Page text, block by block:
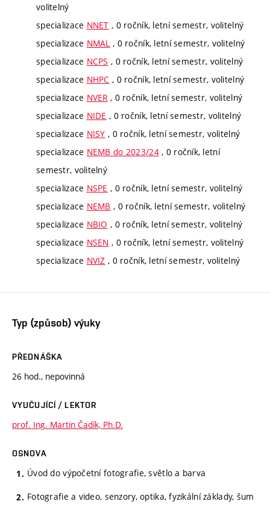
volitelný
specializace NNET , 0 ročník, letní semestr, volitelný
specializace NMAL , 0 ročník, letní semestr, volitelný
specializace NCPS , 0 ročník, letní semestr, volitelný
specializace NHPC , 0 ročník, letní semestr, volitelný
specializace NVER , 0 ročník, letní semestr, volitelný
specializace NIDE , 0 ročník, letní semestr, volitelný
specializace NISY , 0 ročník, letní semestr, volitelný
specializace NEMB do 2023/24, 0 ročník, letní
semestr, volitelný
specializace NSPE , 0 ročník, letní semestr, volitelný
specializace NEMB , 0 ročník, letní semestr, volitelný
specializace NBIO , 0 ročník, letní semestr, volitelný
specializace NSEN , 0 ročník, letní semestr, volitelný
specializace NVIZ , 0 ročník, letní semestr, volitelný
Typ (způsob) výuky
PŘEDNÁŠKA
26 hod., nepovinná
VYUČUJÍCÍ / LEKTOR
prof. Ing. Martin Čadík, Ph.D.
OSNOVA
Úvod do výpočetní fotografie, světlo a barva
Fotografie a video, senzory, optika, fyzikální základy, šum